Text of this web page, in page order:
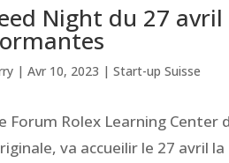
Night du 27
|Avr 10, 2023 |Start-up Suisse
Forum Rolex Learning Center
va accueilir le 27 avril